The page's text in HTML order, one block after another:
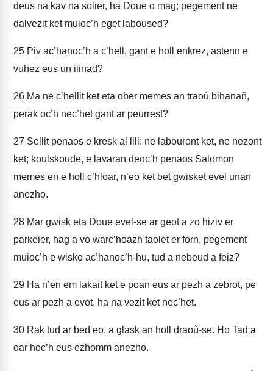
deus na kav na solier, ha Doue o mag; pegement ne
dalvezit ket muioc’h eget laboused?
25 Piv ac’hanoc’h a c’hell, gant e holl enkrez, astenn e
vuhez eus un ilinad?
26 Ma ne c’hellit ket eta ober memes an traoù bihanañ,
perak oc’h nec’het gant ar peurrest?
27 Sellit penaos e kresk al lili: ne labouront ket, ne nezont
ket; koulskoude, e lavaran deoc’h penaos Salomon
memes en e holl c’hloar, n’eo ket bet gwisket evel unan
anezho.
28 Mar gwisk eta Doue evel-se ar geot a zo hiziv er
parkeier, hag a vo warc’hoazh taolet er forn, pegement
muioc’h e wisko ac’hanoc’h-hu, tud a nebeud a feiz?
29 Ha n’en em lakait ket e poan eus ar pezh a zebrot, pe
eus ar pezh a evot, ha na vezit ket nec’het.
30 Rak tud ar bed eo, a glask an holl draoù-se. Ho Tad a
oar hoc’h eus ezhomm anezho.